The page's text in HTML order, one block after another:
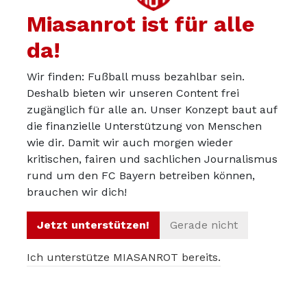
© 2012 – 2026 Miasanrot
Über uns
Werbepartner werden
Impressum
Datenschutz
Miasanrot ist für alle
da!
Wir finden: Fußball muss bezahlbar sein.
Deshalb bieten wir unseren Content frei
zugänglich für alle an. Unser Konzept baut auf
die finanzielle Unterstützung von Menschen
wie dir. Damit wir auch morgen wieder
kritischen, fairen und sachlichen Journalismus
rund um den FC Bayern betreiben können,
brauchen wir dich!
Jetzt unterstützen! Gerade nicht
Ich unterstütze MIASANROT bereits.